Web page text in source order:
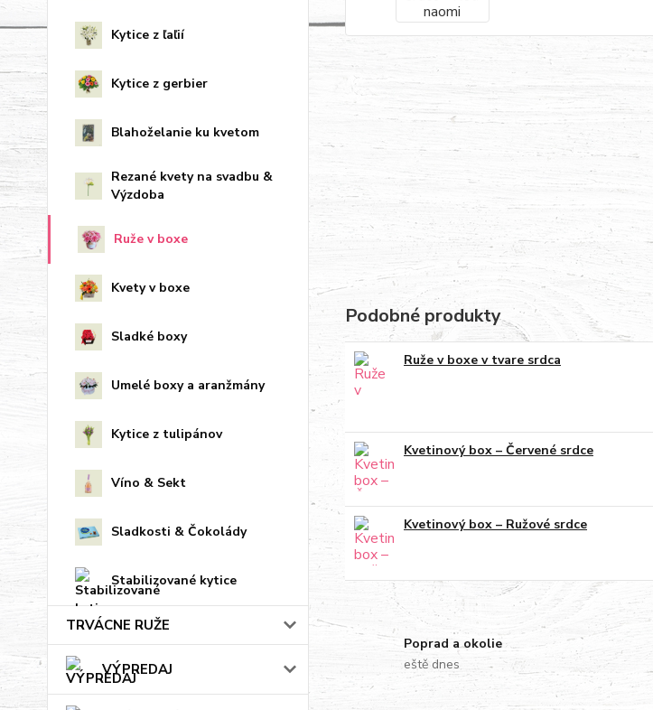
Kytice z ľaľií
Kytice z gerbier
Blahoželanie ku kvetom
Rezané kvety na svadbu &
Výzdoba
Ruže v boxe
Kvety v boxe
Sladké boxy
Umelé boxy a aranžmány
Kytice z tulipánov
Víno & Sekt
Sladkosti & Čokolády
Stabilizované kytice
TRVÁCNE RUŽE
VÝPREDAJ
Podobné produkty
Ruže v boxe v tvare srdca
Kvetinový box – Červené srdce
Kvetinový box – Ružové srdce
Poprad a okolie
eště dnes